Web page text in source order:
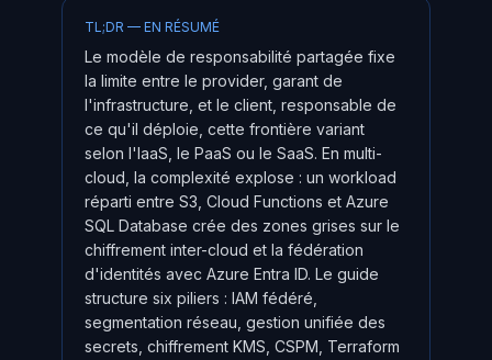
TL;DR — EN RÉSUMÉ
Le modèle de responsabilité partagée fixe
la limite entre le provider, garant de
l'infrastructure, et le client, responsable de
ce qu'il déploie, cette frontière variant
selon l'IaaS, le PaaS ou le SaaS. En multi-
cloud, la complexité explose : un workload
réparti entre S3, Cloud Functions et Azure
SQL Database crée des zones grises sur le
chiffrement inter-cloud et la fédération
d'identités avec Azure Entra ID. Le guide
structure six piliers : IAM fédéré,
segmentation réseau, gestion unifiée des
secrets, chiffrement KMS, CSPM, Terraform